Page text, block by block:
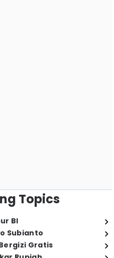
Topics
BI
Subianto
Gratis